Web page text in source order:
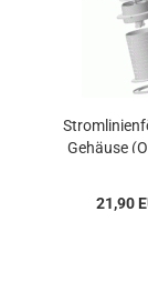
Ge­häu­se
21,90